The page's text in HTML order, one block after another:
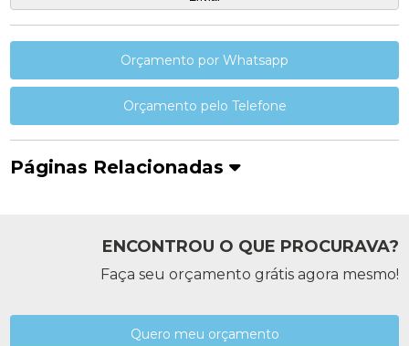
Orçamento por Whatsapp
Orçamento pelo Telefone
Páginas Relacionadas
ENCONTROU O QUE PROCURAVA?
Faça seu orçamento grátis agora mesmo!
Quero meu orçamento